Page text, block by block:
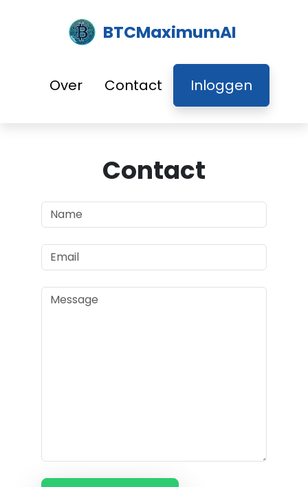
BTCMaximumAI
Over Contact Inloggen
Contact